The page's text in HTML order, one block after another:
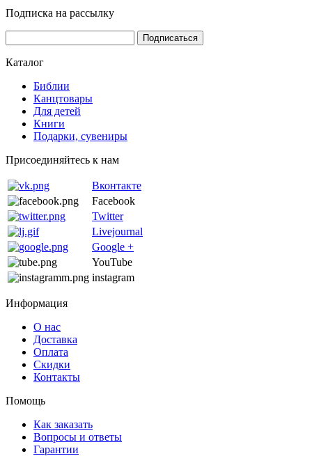
Подписка на рассылку
Каталог
Библии
Канцтовары
Для детей
Книги
Подарки, сувениры
Присоединяйтесь к нам
Вконтакте
Facebook
Twitter
Livejournal
Google +
YouTube
instagram
Информация
О нас
Доставка
Оплата
Скидки
Контакты
Помощь
Как заказать
Вопросы и ответы
Гарантии